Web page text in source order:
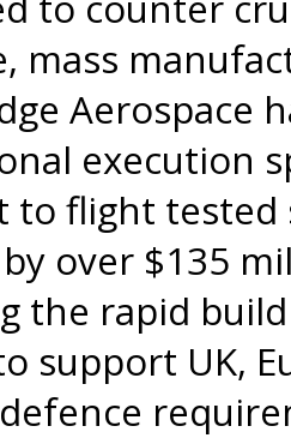
mass
Aerospace
execution
to flight
over $135
the rapid
support UK,